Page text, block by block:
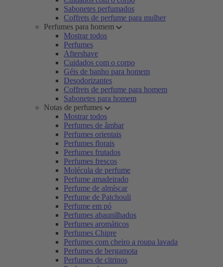
Sabonetes perfumados
Coffrets de perfume para mulher
Perfumes para homem
Mostrar todos
Perfumes
Aftershave
Cuidados com o corpo
Géis de banho para homem
Desodorizantes
Coffrets de perfume para homem
Sabonetes para homem
Notas de perfumes
Mostrar todos
Perfumes de âmbar
Perfumes orientais
Perfumes florais
Perfumes frutados
Perfumes frescos
Molécula de perfume
Perfume amadeirado
Perfume de almíscar
Perfume de Patchouli
Perfume em pó
Perfumes abaunilhados
Perfumes aromáticos
Perfumes Chipre
Perfumes com cheiro a roupa lavada
Perfumes de bergamota
Perfumes de citrinos